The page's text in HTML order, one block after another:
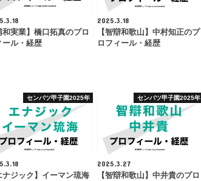
和実業】橋口拓真のプロ
ール・経歴
2025.3.18
【智辯和歌山】中村知正のプ
ロフィール・経歴
センバツ甲子園2025年
ナジック】イーマン琉海
センバツ甲子園2025年
2025.3.27
【智辯和歌山】中井貴のプロ